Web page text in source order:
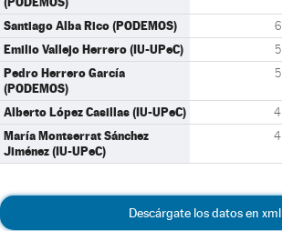
Santiago Alba Rico (PODEMOS) 6
Emilio Vallejo Herrero (IU-UPeC) 5
Pedro Herrero García
(PODEMOS)
5
Alberto López Casillas (IU-UPeC) 4
María Montserrat Sánchez
Jiménez (IU-UPeC)
4
Descárgate los datos en xml